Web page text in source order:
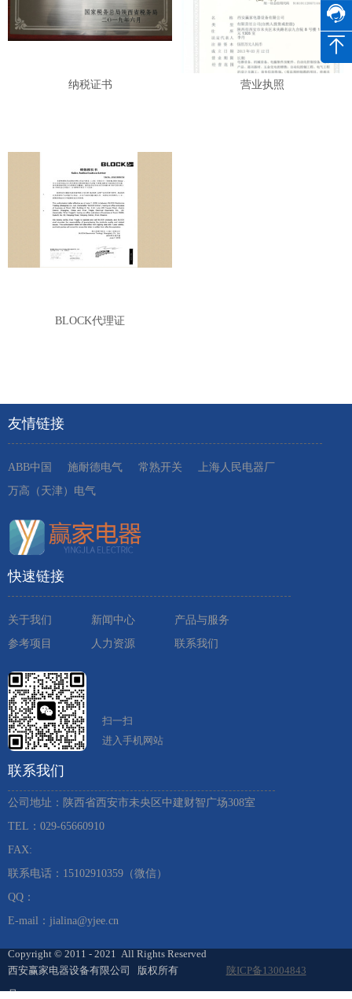
纳税证书 营业执照
BLOCK代理证
友情链接
ABB中国 施耐德电气 常熟开关
上海人民电器厂
万高（天津）电气
快速链接
关于我们 新闻中心
产品与服务
参考项目
人力资源 联系我们
扫一扫
进入手机网站
联系我们
公司地址：陕西省西安市未央区中建财智广场308室
TEL：029-65660910 ​
FAX:
联系电话：15102910359（微信）
QQ：
E-mail：jialina@yjee.cn
Copyright © 2011 - 2021 All Rights Reserved
西安赢家电器设备有限公司 版权所有
陕ICP备13004843
号